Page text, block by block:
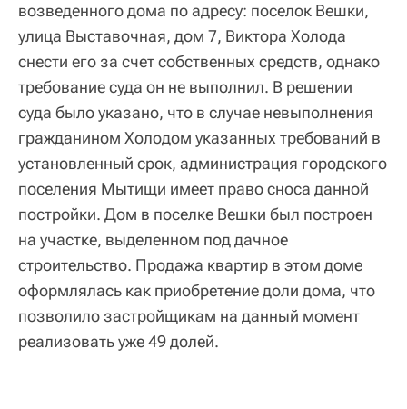
возведенного дома по адресу: поселок Вешки,
улица Выставочная, дом 7, Виктора Холода
снести его за счет собственных средств, однако
требование суда он не выполнил. В решении
суда было указано, что в случае невыполнения
гражданином Холодом указанных требований в
установленный срок, администрация городского
поселения Мытищи имеет право сноса данной
постройки. Дом в поселке Вешки был построен
на участке, выделенном под дачное
строительство. Продажа квартир в этом доме
оформлялась как приобретение доли дома, что
позволило застройщикам на данный момент
реализовать уже 49 долей.